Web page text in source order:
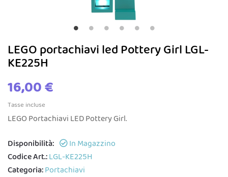
LEGO portachiavi led Pottery Girl LGL-
KE225H
16,00 €
Tasse incluse
LEGO Portachiavi LED Pottery Girl.
Disponibilità:
In Magazzino
Codice Art.:LGL-KE225H
Categoria:Portachiavi